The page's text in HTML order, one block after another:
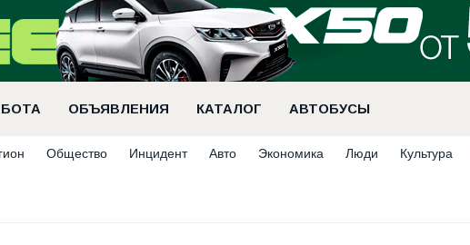
ОБЪЯВЛЕНИЯ КАТАЛОГ АВТОБУСЫ
Общество Инцидент Авто Экономика Люди Культура